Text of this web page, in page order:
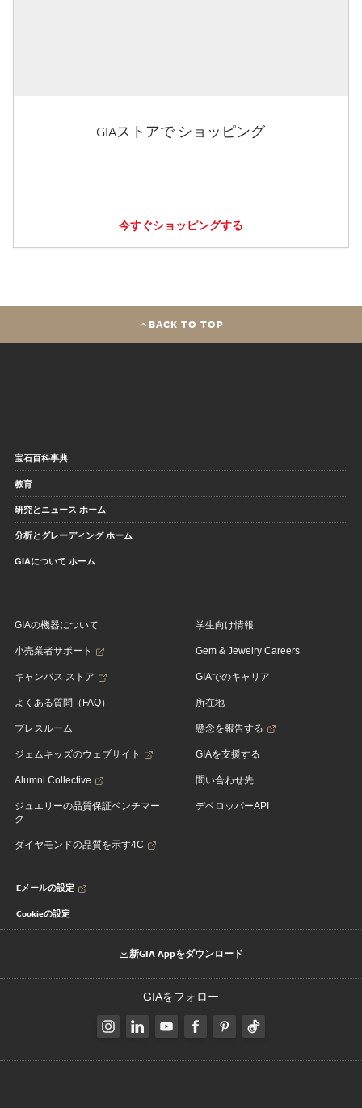
GIAストアで ショッピング
今すぐショッピングする
BACK TO TOP
宝石百科事典
教育
研究とニュース ホーム
分析とグレーディング ホーム
GIAについて ホーム
GIAの機器について
小売業者サポート
キャンパス ストア
よくある質問（FAQ）
プレスルーム
ジェムキッズのウェブサイト
Alumni Collective
ジュエリーの品質保証ベンチマー
ク
ダイヤモンドの品質を示す4C
学生向け情報
Gem & Jewelry Careers
GIAでのキャリア
所在地
懸念を報告する
GIAを支援する
問い合わせ先
デベロッパーAPI
Eメールの設定
Cookieの設定
新GIA Appをダウンロード
GIAをフォロー